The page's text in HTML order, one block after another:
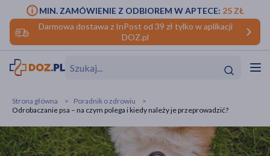
Darmowa dostawa z InPost od 39 zł tylko w aplikacji
DOZ.pl
MIN. ZAMÓWIENIE Z ODBIOREM W APTECE: 25 ZŁ
HitHit
makijażu
Strona główna
Poradnik o zdrowiu
Odrobaczanie psa – na czym polega i kiedy należy je przeprowadzić?